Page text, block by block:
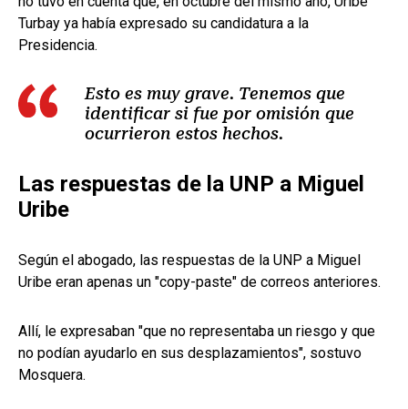
Turbay ya había expresado su candidatura a la
Presidencia.
Esto es muy grave. Tenemos que
identificar si fue por omisión que
ocurrieron estos hechos.
Las respuestas de la UNP a Miguel
Uribe
Según el abogado, las respuestas de la UNP a Miguel
Uribe eran apenas un "copy-paste" de correos anteriores.
Allí, le expresaban "que no representaba un riesgo y que
no podían ayudarlo en sus desplazamientos", sostuvo
Mosquera.